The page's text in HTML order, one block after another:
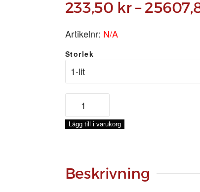
233,50 kr –
Artikelnr: N/A
Storlek
Röd
roslagsmahogny
mängd
Lägg till i varukorg
Beskrivning